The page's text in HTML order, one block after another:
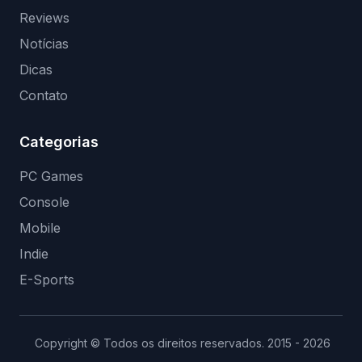
Reviews
Notícias
Dicas
Contato
Categorias
PC Games
Console
Mobile
Indie
E-Sports
Copyright © Todos os direitos reservados. 2015 - 2026